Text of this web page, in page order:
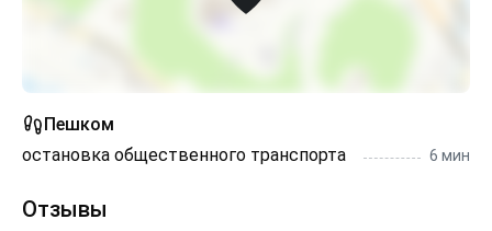
Пешком
остановка общественного транспорта
6 мин
Отзывы